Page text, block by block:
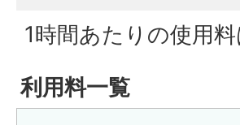
1時間あたりの使用
利用料一覧